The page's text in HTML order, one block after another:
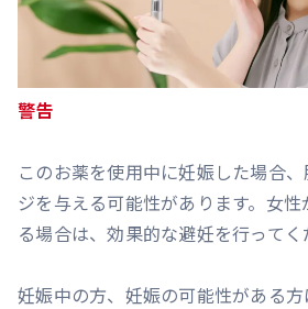
警告
このお薬を使用中に妊娠した場合
ジを与える可能性があります。女
る場合は、効果的な避妊を行ってく
妊娠中の方、妊娠の可能性がある